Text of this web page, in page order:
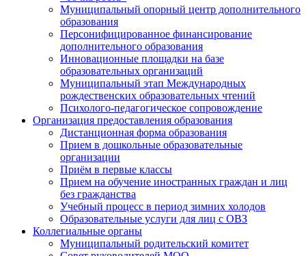
Муниципальный опорный центр дополнительного
образования
Персонифицированное финансирование
дополнительного образования
Инновационные площадки на базе
образовательных организаций
Муниципальный этап Международных
рождественских образовательных чтений
Психолого-педагогическое сопровождение
Организация предоставления образования
Дистанционная форма образования
Прием в дошкольные образовательные
организации
Приём в первые классы
Прием на обучение иностранных граждан и лиц
без гражданства
Учебный процесс в период зимних холодов
Образовательные услуги для лиц с ОВЗ
Коллегиальные органы
Муниципальный родительский комитет